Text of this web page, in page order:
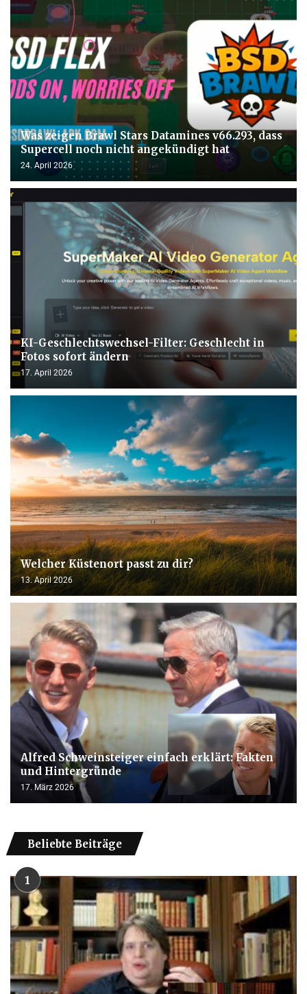
Was zeigen Brawl Stars Datamines v66.293, dass
Supercell noch nicht angekündigt hat
24. April 2026
KI-Geschlechtswechsel-Filter: Geschlecht in
Fotos sofort ändern
17. April 2026
Welcher Küstenort passt zu dir?
13. April 2026
Alfred Schweinsteiger einfach erklärt: Fakten
und Hintergründe
17. März 2026
Beliebte Beiträge
1